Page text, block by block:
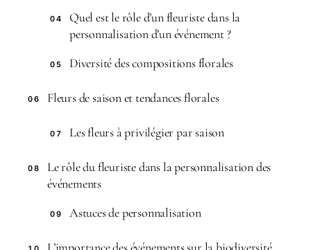
04
Quel est le rôle d’un fleuriste dans la
personnalisation d’un événement ?
05 Diversité des compositions florales
06 Fleurs de saison et tendances florales
07 Les fleurs à privilégier par saison
08
Le rôle du fleuriste dans la personnalisation des
événements
09 Astuces de personnalisation